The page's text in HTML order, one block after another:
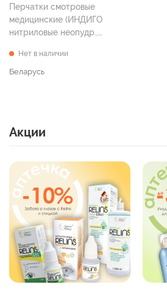
Перчатки смотровые
медицинские (ИНДИГО
нитриловые неопудр.,
классические голубые р. XL
№200)
Нет в наличии
Беларусь
Акции